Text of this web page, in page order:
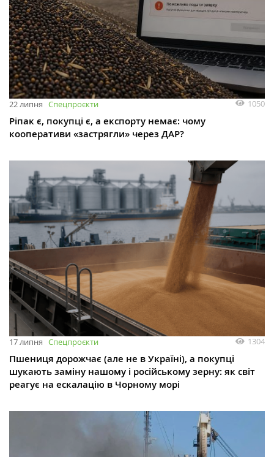
22 липня Спецпроєкти 1050
Ріпак є, покупці є, а експорту немає: чому
кооперативи «застрягли» через ДАР?
17 липня Спецпроєкти 1304
Пшениця дорожчає (але не в Україні), а покупці
шукають заміну нашому і російському зерну: як світ
реагує на ескалацію в Чорному морі